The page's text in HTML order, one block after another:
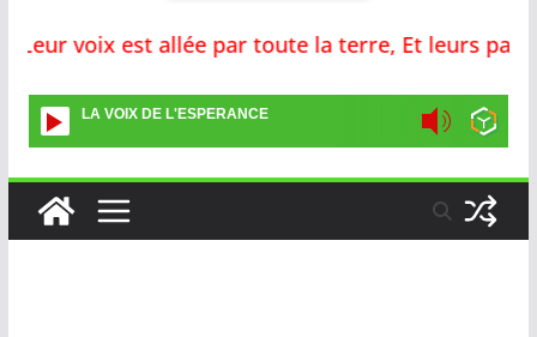
voix est allée par toute la terre, Et leurs paroles
LA VOIX DE L'ESPERANCE